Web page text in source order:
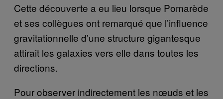
Cette découverte a eu lieu lorsque Pomarède
et ses collègues ont remarqué que l’influence
gravitationnelle d’une structure gigantesque
attirait les galaxies vers elle dans toutes les
directions.
Pour observer indirectement les nœuds et les